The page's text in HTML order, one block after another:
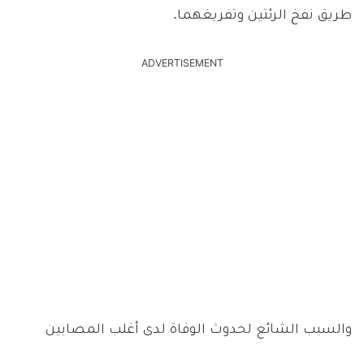
طريق نفخ الرئتين وتفريغهما.
ADVERTISEMENT
والسبب الشائع لحدوث الوفاة لدى أغلب المصابين